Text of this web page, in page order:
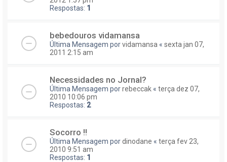
Respostas: 1
bebedouros vidamansa
Última Mensagem porvidamansa « sexta jan 07,
2011 2:15 am
Necessidades no Jornal?
Última Mensagem porrebeccak « terça dez 07,
2010 10:06 pm
Respostas: 2
Socorro !!
Última Mensagem pordinodane « terça fev 23,
2010 9:51 am
Respostas: 1